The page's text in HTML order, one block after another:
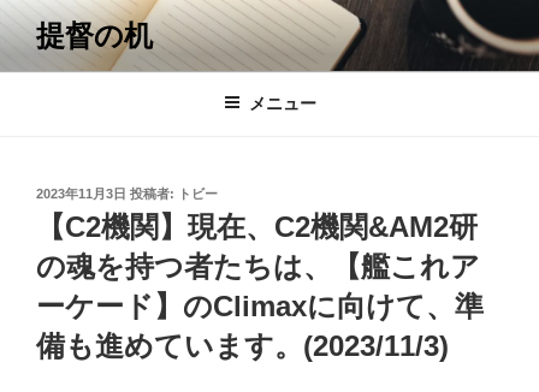
コ
テ
提督の机
メニュー
投
2023年11月3日 投稿者: トビー
【C2機関】現在、C2機関&AM2研
の魂を持つ者たちは、【艦これア
ーケード】のClimaxに向けて、準
備も進めています。(2023/11/3)